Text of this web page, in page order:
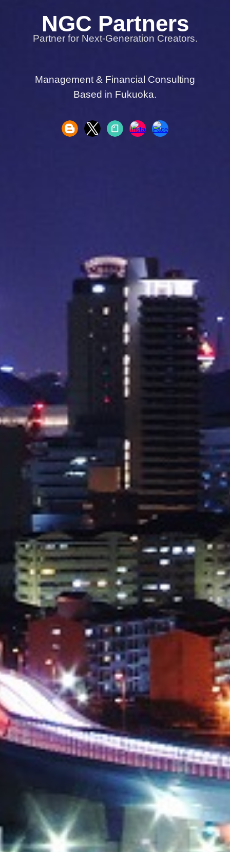
NGC Partners
Partner for Next-Generation Creators.
Management & Financial Consulting
Based in Fukuoka.